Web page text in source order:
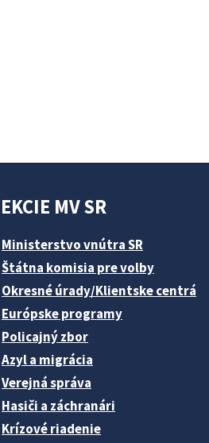
MV SR
Ministerstvo vnútra SR
Štátna komisia pre volby
Okresné úrady/Klientske centrá
Európske programy
Policajný zbor
Azyl a migrácia
Verejná správa
Hasiči a záchranári
Krízové riadenie